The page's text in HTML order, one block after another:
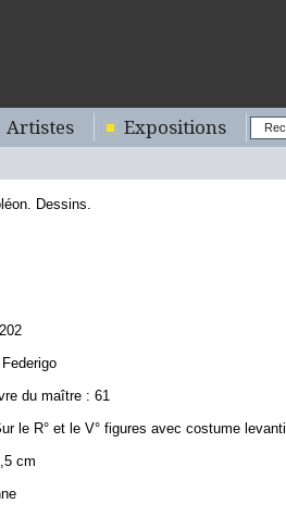
Artistes Expositions
Dessins.
du maître : 61
le R° et le V° figures avec costume
cm